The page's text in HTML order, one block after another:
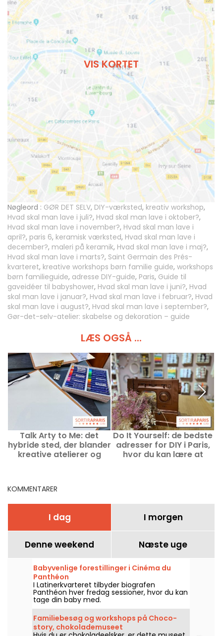
VIS KORTET
Nøgleord : GØR DET SELV, DIY-værksted, kreativ workshop,
Hvad skal man lave i juli?, Hvad skal man lave i oktober?,
Hvad skal man lave i november?, Hvad skal man lave i
april?, paris 6, keramisk værksted, Hvad skal man lave i
december?, maleri på keramik, Hvad skal man lave i maj?,
Hvad skal man lave i marts?, Saint Germain des Prés-
kvarteret, kreative workshops børn familie guide, workshops
børn familieguide, adresse DIY-guide, Paris, Guide til
gaveidéer til babyshower, Hvad skal man lave i juni?, Hvad
skal man lave i januar?, Hvad skal man lave i februar?, Hvad
skal man lave i august?, Hvad skal man lave i september?,
Gør-det-selv-atelier: skabelse og dekoration – guide
LÆS OGSÅ ...
Talk Arty to Me: det
hybride sted, der blander
kreative atelierer og
Do It Yourself: de bedste
adresser for DIY i Paris,
hvor du kan lære at
KOMMENTARER
I dag I morgen
Denne weekend Næste uge
Babyvenlige forestillinger i Cinéma du
Panthéon
I Latinerkvarteret tilbyder biografen
Panthéon hver fredag sessioner, hvor du kan
tage din baby med.
Familiebesøg og workshops på Choco-
story, chokolademuseet